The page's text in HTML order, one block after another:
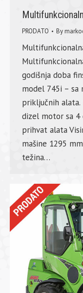
PRODATO By
godišnja doba
model 745i – sa
priključnih
dizel motor sa 4
prihvat alata
mašine 1295
težina…